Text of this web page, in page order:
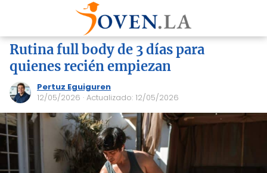
Rutina full body de 3 días para
quienes recién empiezan
Pertuz Eguiguren
12/05/2026 · Actualizado: 12/05/2026